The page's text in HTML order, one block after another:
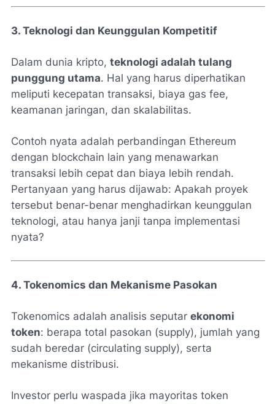
3. Teknologi dan Keunggulan Kompetitif
Dalam dunia kripto, teknologi adalah tulang
punggung utama. Hal yang harus diperhatikan
meliputi kecepatan transaksi, biaya gas fee,
keamanan jaringan, dan skalabilitas.
Contoh nyata adalah perbandingan Ethereum
dengan blockchain lain yang menawarkan
transaksi lebih cepat dan biaya lebih rendah.
Pertanyaan yang harus dijawab: Apakah proyek
tersebut benar-benar menghadirkan keunggulan
teknologi, atau hanya janji tanpa implementasi
nyata?
4. Tokenomics dan Mekanisme Pasokan
Tokenomics adalah analisis seputar ekonomi
token: berapa total pasokan (supply), jumlah yang
sudah beredar (circulating supply), serta
mekanisme distribusi.
Investor perlu waspada jika mayoritas token